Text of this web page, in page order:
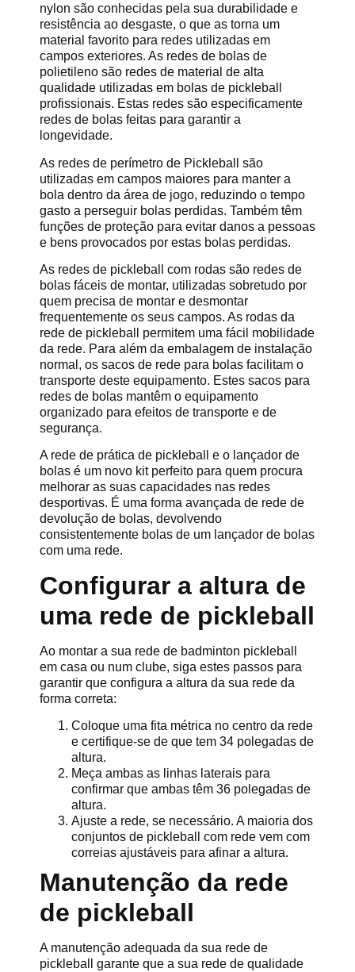
nylon são conhecidas pela sua durabilidade e
resistência ao desgaste, o que as torna um
material favorito para redes utilizadas em
campos exteriores. As redes de bolas de
polietileno são redes de material de alta
qualidade utilizadas em bolas de pickleball
profissionais. Estas redes são especificamente
redes de bolas feitas para garantir a
longevidade.
As redes de perímetro de Pickleball são
utilizadas em campos maiores para manter a
bola dentro da área de jogo, reduzindo o tempo
gasto a perseguir bolas perdidas. Também têm
funções de proteção para evitar danos a pessoas
e bens provocados por estas bolas perdidas.
As redes de pickleball com rodas são redes de
bolas fáceis de montar, utilizadas sobretudo por
quem precisa de montar e desmontar
frequentemente os seus campos. As rodas da
rede de pickleball permitem uma fácil mobilidade
da rede. Para além da embalagem de instalação
normal, os sacos de rede para bolas facilitam o
transporte deste equipamento. Estes sacos para
redes de bolas mantêm o equipamento
organizado para efeitos de transporte e de
segurança.
A rede de prática de pickleball e o lançador de
bolas é um novo kit perfeito para quem procura
melhorar as suas capacidades nas redes
desportivas. É uma forma avançada de rede de
devolução de bolas, devolvendo
consistentemente bolas de um lançador de bolas
com uma rede.
Configurar a altura de
uma rede de pickleball
Ao montar a sua rede de badminton pickleball
em casa ou num clube, siga estes passos para
garantir que configura a altura da sua rede da
forma correta:
Coloque uma fita métrica no centro da rede
e certifique-se de que tem 34 polegadas de
altura.
Meça ambas as linhas laterais para
confirmar que ambas têm 36 polegadas de
altura.
Ajuste a rede, se necessário. A maioria dos
conjuntos de pickleball com rede vem com
correias ajustáveis para afinar a altura.
Manutenção da rede
de pickleball
A manutenção adequada da sua rede de
pickleball garante que a sua rede de qualidade